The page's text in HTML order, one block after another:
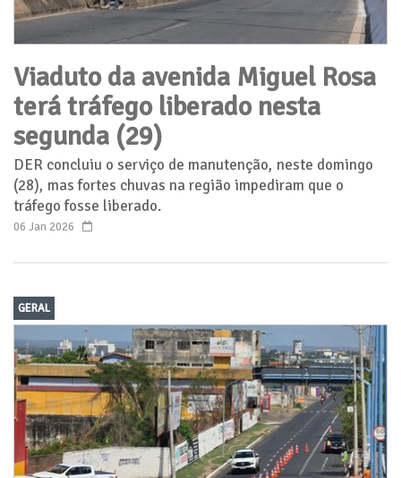
Viaduto da avenida Miguel Rosa
terá tráfego liberado nesta
segunda (29)
DER concluiu o serviço de manutenção, neste domingo
(28), mas fortes chuvas na região impediram que o
tráfego fosse liberado.
06 Jan 2026
GERAL